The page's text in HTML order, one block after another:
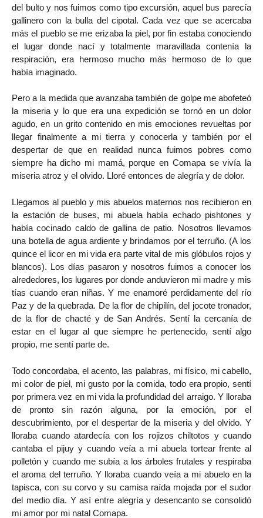
del bulto y nos fuimos como tipo excursión, aquel bus parecía
gallinero con la bulla del cipotal. Cada vez que se acercaba
más el pueblo se me erizaba la piel, por fin estaba conociendo
el lugar donde nací y totalmente maravillada contenía la
respiración, era hermoso mucho más hermoso de lo que
había imaginado.
Pero a la medida que avanzaba también de golpe me abofeteó
la miseria y lo que era una expedición se tornó en un dolor
agudo, en un grito contenido en mis emociones revueltas por
llegar finalmente a mi tierra y conocerla y también por el
despertar de que en realidad nunca fuimos pobres como
siempre ha dicho mi mamá, porque en Comapa se vivía la
miseria atroz y el olvido. Lloré entonces de alegría y de dolor.
Llegamos al pueblo y mis abuelos maternos nos recibieron en
la estación de buses, mi abuela había echado pishtones y
había cocinado caldo de gallina de patio. Nosotros llevamos
una botella de agua ardiente y brindamos por el terruño. (A los
quince el licor en mi vida era parte vital de mis glóbulos rojos y
blancos). Los días pasaron y nosotros fuimos a conocer los
alrededores, los lugares por donde anduvieron mi madre y mis
tías cuando eran niñas. Y me enamoré perdidamente del río
Paz y de la quebrada. De la flor de chipilín, del jocote tronador,
de la flor de chacté y de San Andrés. Sentí la cercanía de
estar en el lugar al que siempre he pertenecido, sentí algo
propio, me sentí parte de.
Todo concordaba, el acento, las palabras, mi físico, mi cabello,
mi color de piel, mi gusto por la comida, todo era propio, sentí
por primera vez en mi vida la profundidad del arraigo. Y lloraba
de pronto sin razón alguna, por la emoción, por el
descubrimiento, por el despertar de la miseria y del olvido. Y
lloraba cuando atardecía con los rojizos chiltotos y cuando
cantaba el pijuy y cuando veía a mi abuela tortear frente al
polletón y cuando me subía a los árboles frutales y respiraba
el aroma del terruño. Y lloraba cuando veía a mi abuelo en la
tapisca, con su corvo y su camisa raída mojada por el sudor
del medio día. Y así entre alegría y desencanto se consolidó
mi amor por mi natal Comapa.